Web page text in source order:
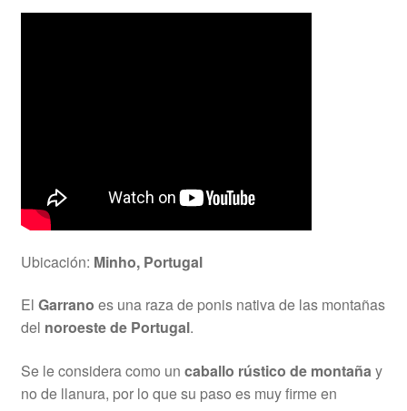
Ubicación: Minho, Portugal
El Garrano es una raza de ponis nativa de las montañas
del noroeste de Portugal.
Se le considera como un caballo rústico de montañay
no de llanura, por lo que su paso es muy firme en